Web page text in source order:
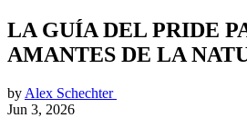
LA GUÍA DEL PRIDE
AMANTES DE LA
by Alex Schechter
Jun 3, 2026